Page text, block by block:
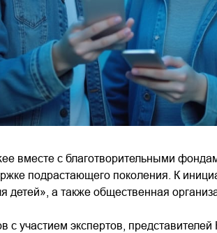
вместе с благотворительными
подрастающего поколения. К
а также общественная
с участием экспертов,